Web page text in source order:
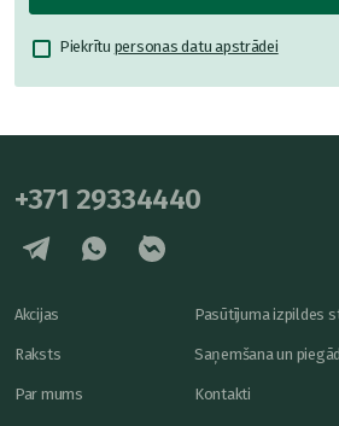
Piekrītu personas datu apstrādei
+371 29334440
Akcijas
Raksts
Par mums
Pasūtījuma izpildes
Saņemšana un
Kontakti